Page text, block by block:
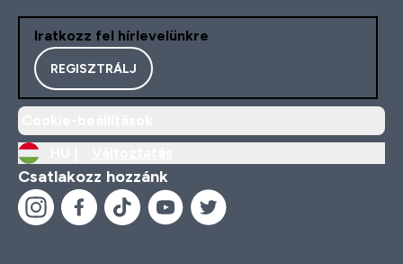
Iratkozz fel hírlevelünkre
REGISZTRÁLJ
Csatlakozz hozzánk